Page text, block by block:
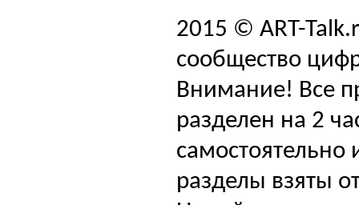
2015 © ART-
сообщество
Внимание! Все
разделен на 2
самостоятельно
разделы взяты